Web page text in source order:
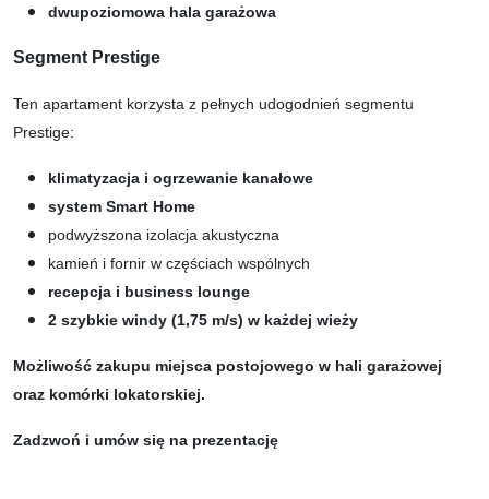
dwupoziomowa hala garażowa
Segment Prestige
Ten apartament korzysta z pełnych udogodnień segmentu
Prestige:
klimatyzacja i ogrzewanie kanałowe
system Smart Home
podwyższona izolacja akustyczna
kamień i fornir w częściach wspólnych
recepcja i business lounge
2 szybkie windy (1,75 m/s) w każdej wieży
Możliwość zakupu miejsca postojowego w hali garażowej
oraz komórki lokatorskiej.
Zadzwoń i umów się na prezentację